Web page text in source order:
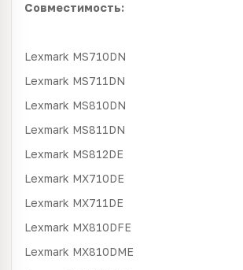
Совместимость:
Lexmark MS710DN
Lexmark MS711DN
Lexmark MS810DN
Lexmark MS811DN
Lexmark MS812DE
Lexmark MX710DE
Lexmark MX711DE
Lexmark MX810DFE
Lexmark MX810DME